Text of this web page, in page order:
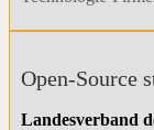
Open-Source
Landesverband